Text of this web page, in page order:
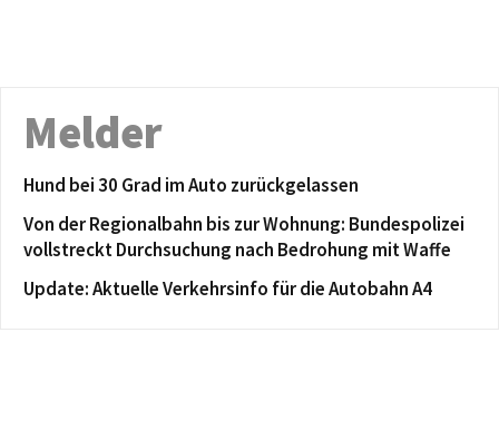
Melder
Hund bei 30 Grad im Auto zurückgelassen
Von der Regionalbahn bis zur Wohnung: Bundespolizei
vollstreckt Durchsuchung nach Bedrohung mit Waffe
Update: Aktuelle Verkehrsinfo für die Autobahn A4